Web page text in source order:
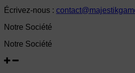
Écrivez-nous :
Notre Société
Notre Société